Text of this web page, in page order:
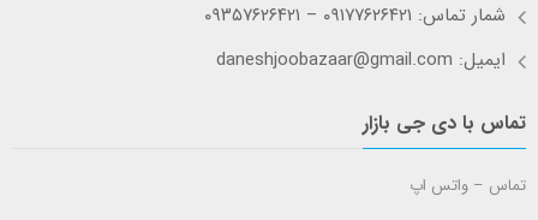
شمار تماس: ۰۹۱۷۷۶۲۶۴۲۱ – ۰۹۳۵۷۶۲۶۴۲۱
ایمیل: daneshjoobazaar@gmail.com
تماس با دی جی بازار
تماس – واتس اپ